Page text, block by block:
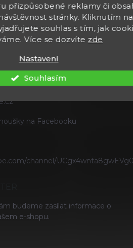
přizpůsobené reklamy či
stránky. Kliknutím na
souhlas s tím, jak
Více se dozvíte zde
Nastavení
Souhlasím
na Facebooku
channel/
budeme zasílat informace o
e-shopu.